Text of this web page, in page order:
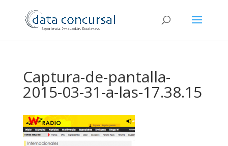
Captura-de-pantalla-
2015-03-31-a-las-17.38.15